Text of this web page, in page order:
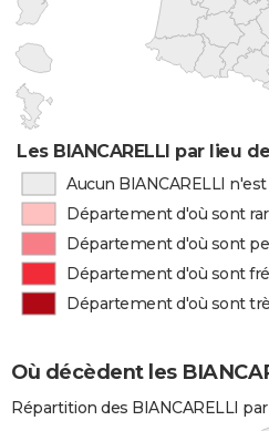
Les BIANCARELLI par lieu
Aucun BIANCARELLI
Département d'où sont
Département d'où sont
Département d'où sont
Département d'où sont
Où décèdent les
Répartition des BIANCARELLI